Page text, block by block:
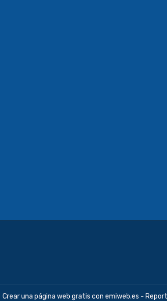
Crear una página web gratis con emiweb.es -